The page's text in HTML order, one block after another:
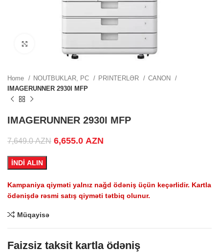
Home NOUTBUKLAR, PC PRINTERLƏR
CANON
IMAGERUNNER 2930I MFP
IMAGERUNNER 2930I MFP
7,649.0AZN Original price was: 7,649.0 AZN.
6,655.0 AZN
İNDİ ALIN
Kampaniya qiyməti yalnız nağd ödəniş üçün keçərlidir. Kartla
ödənişdə rəsmi satış qiyməti tətbiq olunur.
Müqayisə
Faizsiz taksit kartla ödəniş